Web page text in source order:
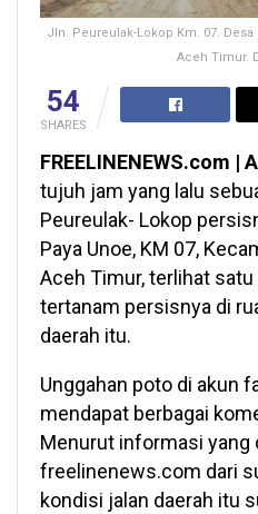
Jln. Peureulak-Lokop Km. 07.
Aceh Timur.
54
SHARES
FREELINENEWS.com |
tujuh jam yang lalu
Peureulak- Lokop
Paya Unoe, KM 07,
Aceh Timur, terlihat
tertanam persisnya di
daerah itu.
Unggahan poto di akun
mendapat berbagai
Menurut informasi yang
freelinenews.com dari
kondisi jalan daerah itu